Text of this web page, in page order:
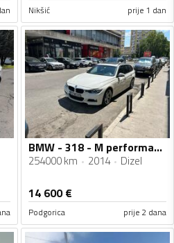
Nikšić prije 1 dan
BMW - 318 - M performance
254000 km 2014 Dizel
14 600€
Podgorica prije 2 dana